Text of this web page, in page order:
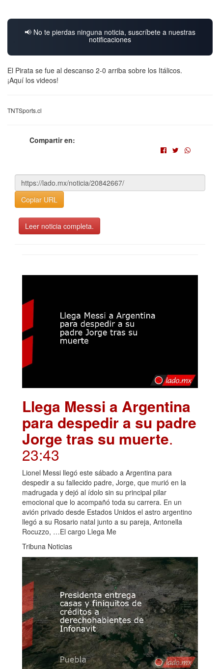
📢 No te pierdas ninguna noticia, suscríbete a nuestras
notificaciones
El Pirata se fue al descanso 2-0 arriba sobre los Itálicos.
¡Aquí los videos!
TNTSports.cl
Compartir en:
Copiar URL
Leer noticia completa.
Llega Messi a Argentina
para despedir a su padre
Jorge tras su muerte.
23:43
Lionel Messi llegó este sábado a Argentina para
despedir a su fallecido padre, Jorge, que murió en la
madrugada y dejó al ídolo sin su principal pilar
emocional que lo acompañó toda su carrera. En un
avión privado desde Estados Unidos el astro argentino
llegó a su Rosario natal junto a su pareja, Antonella
Rocuzzo, …El cargo Llega Me
Tribuna Noticias